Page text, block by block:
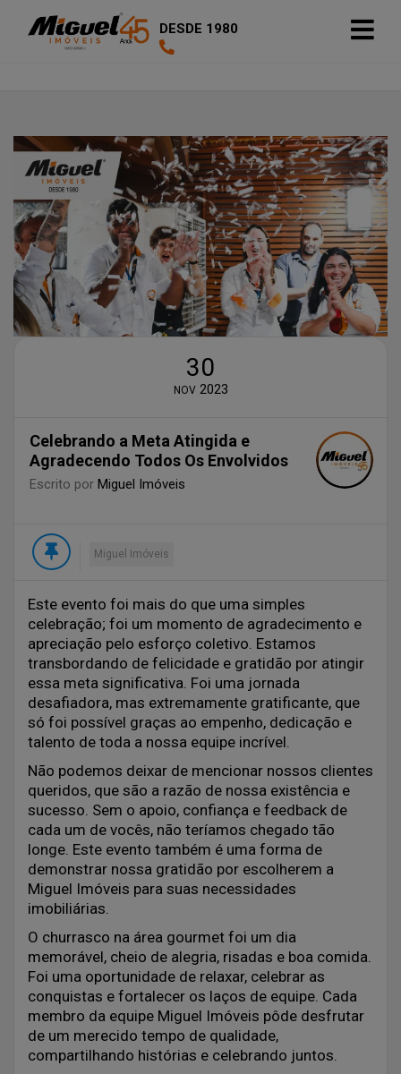
DESDE 1980
30
NOV 2023
Celebrando a Meta Atingida e
Agradecendo Todos Os Envolvidos
Escrito por Miguel Imóveis
Miguel Imóveis
Este evento foi mais do que uma simples
celebração; foi um momento de agradecimento e
apreciação pelo esforço coletivo. Estamos
transbordando de felicidade e gratidão por atingir
essa meta significativa. Foi uma jornada
desafiadora, mas extremamente gratificante, que
só foi possível graças ao empenho, dedicação e
talento de toda a nossa equipe incrível.
Não podemos deixar de mencionar nossos clientes
queridos, que são a razão de nossa existência e
sucesso. Sem o apoio, confiança e feedback de
cada um de vocês, não teríamos chegado tão
longe. Este evento também é uma forma de
demonstrar nossa gratidão por escolherem a
Miguel Imóveis para suas necessidades
imobiliárias.
O churrasco na área gourmet foi um dia
memorável, cheio de alegria, risadas e boa comida.
Foi uma oportunidade de relaxar, celebrar as
conquistas e fortalecer os laços de equipe. Cada
membro da equipe Miguel Imóveis pôde desfrutar
de um merecido tempo de qualidade,
compartilhando histórias e celebrando juntos.